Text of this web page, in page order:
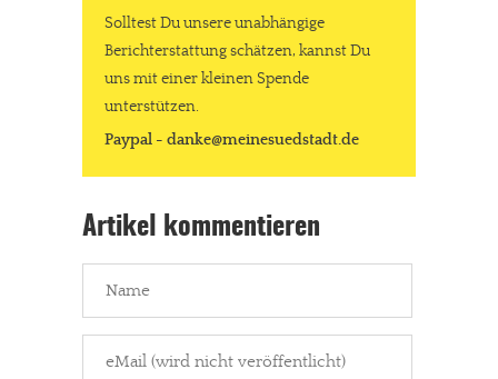
Paypal - danke@meinesuedstadt.de
JETZT SPENDEN Schon erledigt!
Solltest Du unsere unabhängige
Berichterstattung schätzen, kannst Du
uns mit einer kleinen Spende
unterstützen.
Paypal - danke@meinesuedstadt.de
Artikel kommentieren